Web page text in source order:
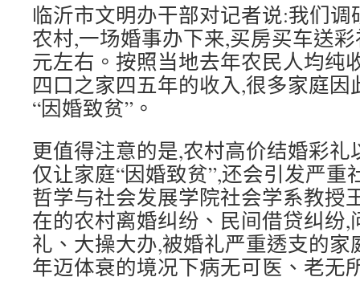
临沂市文明办干部对记者说:我们
农村,一场婚事办下来,买房买车送
元左右。按照当地去年农民人均纯
四口之家四五年的收入,很多家庭
“因婚致贫”。
更值得注意的是,农村高价结婚彩礼
仅让家庭“因婚致贫”,还会引发严重
哲学与社会发展学院社会学系教授
在的农村离婚纠纷、民间借贷纠纷
礼、大操大办,被婚礼严重透支的
年迈体衰的境况下病无可医、老无